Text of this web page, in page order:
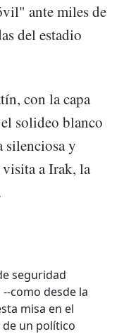
ante miles de
del estadio
con la capa
solideo blanco
silenciosa y
a Irak, la
seguridad
como desde la
misa en el
un político